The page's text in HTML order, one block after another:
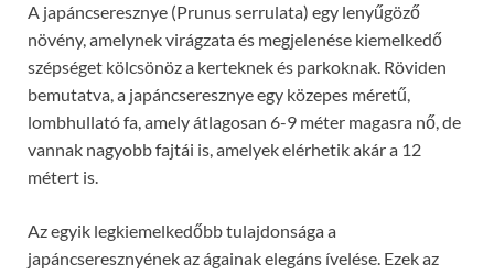
A japáncseresznye (Prunus serrulata) egy lenyűgöző
növény, amelynek virágzata és megjelenése kiemelkedő
szépséget kölcsönöz a kerteknek és parkoknak. Röviden
bemutatva, a japáncseresznye egy közepes méretű,
lombhullató fa, amely átlagosan 6-9 méter magasra nő, de
vannak nagyobb fajtái is, amelyek elérhetik akár a 12
métert is.
Az egyik legkiemelkedőbb tulajdonsága a
japáncseresznyének az ágainak elegáns ívelése. Ezek az